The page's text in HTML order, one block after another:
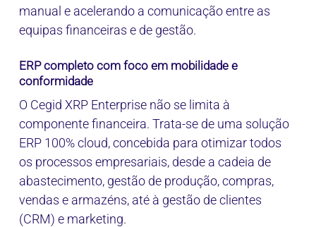
manual e acelerando a comunicação entre as
equipas financeiras e de gestão.
ERP completo com foco em mobilidade e
conformidade
O Cegid XRP Enterprise não se limita à
componente financeira. Trata-se de uma solução
ERP 100% cloud, concebida para otimizar todos
os processos empresariais, desde a cadeia de
abastecimento, gestão de produção, compras,
vendas e armazéns, até à gestão de clientes
(CRM) e marketing.